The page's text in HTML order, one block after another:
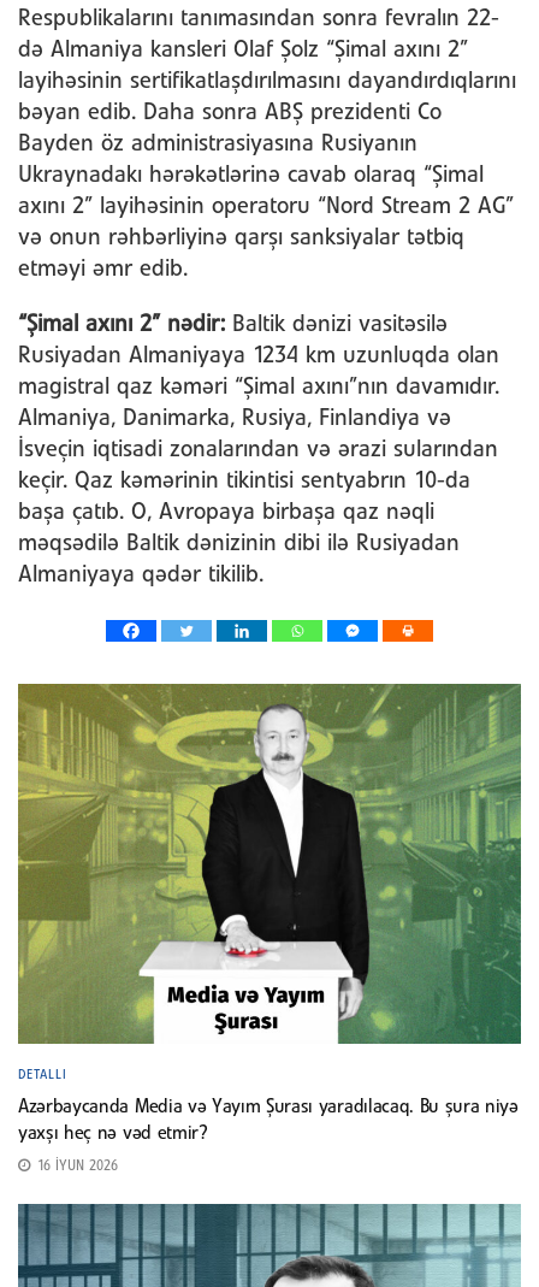
Respublikalarını tanımasından sonra fevralın 22-
də Almaniya kansleri Olaf Şolz “Şimal axını 2”
layihəsinin sertifikatlaşdırılmasını dayandırdıqlarını
bəyan edib. Daha sonra ABŞ prezidenti Co
Bayden öz administrasiyasına Rusiyanın
Ukraynadakı hərəkətlərinə cavab olaraq “Şimal
axını 2” layihəsinin operatoru “Nord Stream 2 AG”
və onun rəhbərliyinə qarşı sanksiyalar tətbiq
etməyi əmr edib.
“Şimal axını 2” nədir: Baltik dənizi vasitəsilə
Rusiyadan Almaniyaya 1234 km uzunluqda olan
magistral qaz kəməri “Şimal axını”nın davamıdır.
Almaniya, Danimarka, Rusiya, Finlandiya və
İsveçin iqtisadi zonalarından və ərazi sularından
keçir. Qaz kəmərinin tikintisi sentyabrın 10-da
başa çatıb. O, Avropaya birbaşa qaz nəqli
məqsədilə Baltik dənizinin dibi ilə Rusiyadan
Almaniyaya qədər tikilib.
DETALLI
Azərbaycanda Media və Yayım Şurası yaradılacaq. Bu şura niyə
yaxşı heç nə vəd etmir?
16 İYUN 2026